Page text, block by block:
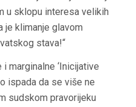
u sklopu interesa velikih
je klimanje glavom
stava!“
marginalne ‘Inicijative
ispada da se više ne
sudskom pravorijeku